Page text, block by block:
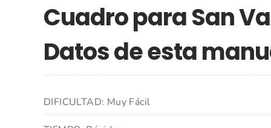
Cuadro para San
Datos de esta
DIFICULTAD: Muy Fácil